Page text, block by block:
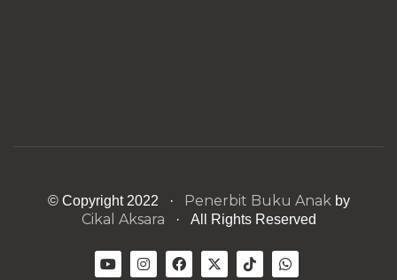
© Copyright 2022 · Penerbit Buku Anak by
Cikal Aksara · All Rights Reserved